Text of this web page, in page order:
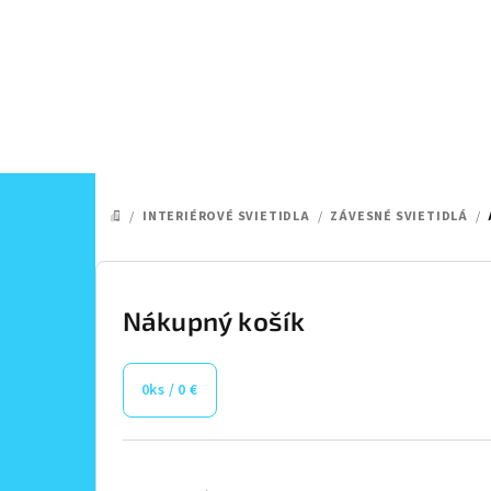
DOMOV
/ INTERIÉROVÉ SVIETIDLA / ZÁVESNÉ SVIETIDLÁ /
B
Nákupný košík
0ks / 0 €